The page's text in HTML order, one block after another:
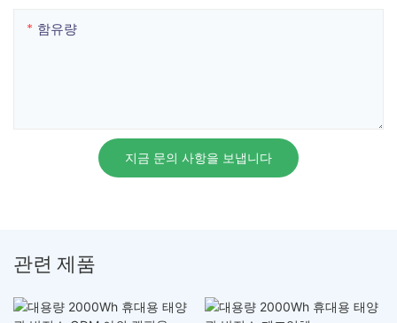
함유량
지금 문의 사항을 보냅니다
관련 제품